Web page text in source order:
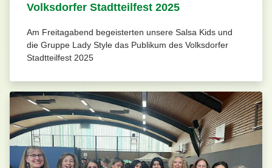
Volksdorfer Stadtteilfest 2025
Am Freitagabend begeisterten unsere Salsa Kids und
die Gruppe Lady Style das Publikum des Volksdorfer
Stadtteilfest 2025